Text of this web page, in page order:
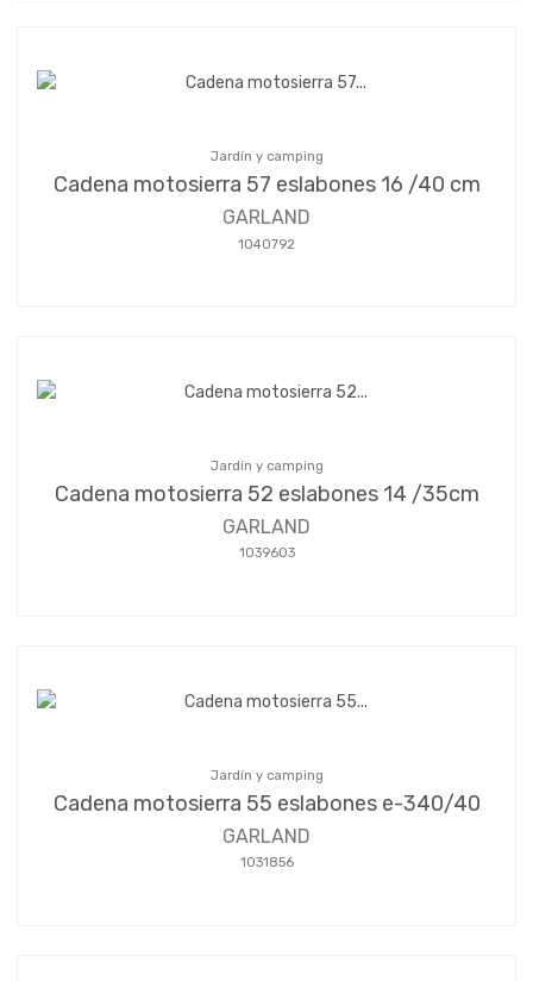
Jardín y camping
Cadena motosierra 57 eslabones 16 /40 cm
GARLAND
1040792
Jardín y camping
Cadena motosierra 52 eslabones 14 /35cm
GARLAND
1039603
Jardín y camping
Cadena motosierra 55 eslabones e-340/40
GARLAND
1031856